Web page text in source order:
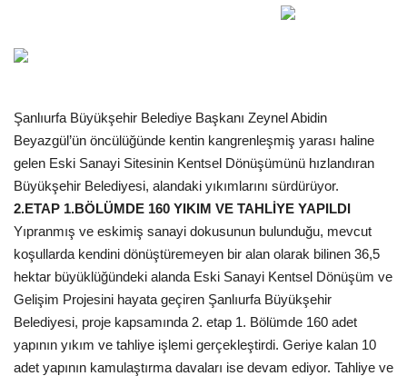
Tekno Bilim
Ekonomi
Siyaset
Galeriler
Yaşam
Künye
Şanlıurfa Büyükşehir Belediye Başkanı Zeynel Abidin
Beyazgül’ün öncülüğünde kentin kangrenleşmiş yarası haline
gelen Eski Sanayi Sitesinin Kentsel Dönüşümünü hızlandıran
Büyükşehir Belediyesi, alandaki yıkımlarını sürdürüyor.
2.ETAP 1.BÖLÜMDE 160 YIKIM VE TAHLİYE YAPILDI
Yıpranmış ve eskimiş sanayi dokusunun bulunduğu, mevcut
koşullarda kendini dönüştüremeyen bir alan olarak bilinen 36,5
hektar büyüklüğündeki alanda Eski Sanayi Kentsel Dönüşüm ve
Gelişim Projesini hayata geçiren Şanlıurfa Büyükşehir
Belediyesi, proje kapsamında 2. etap 1. Bölümde 160 adet
yapının yıkım ve tahliye işlemi gerçekleştirdi. Geriye kalan 10
adet yapının kamulaştırma davaları ise devam ediyor. Tahliye ve